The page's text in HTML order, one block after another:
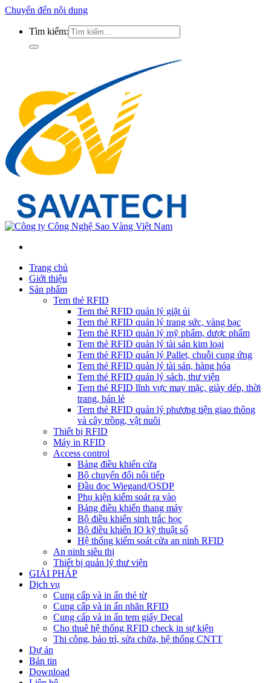
Chuyển đến nội dung
Tìm kiếm:
Trang chủ
Giới thiệu
Sản phẩm
Tem thẻ RFID
Tem thẻ RFID quản lý giặt ủi
Tem thẻ RFID quản lý trang sức, vàng bạc
Tem thẻ RFID quản lý mỹ phẩm, dược phẩm
Tem thẻ RFID quản lý tài sản kim loại
Tem thẻ RFID quản lý Pallet, chuỗi cung ứng
Tem thẻ RFID quản lý tài sản, hàng hóa
Tem thẻ RFID quản lý sách, thư viện
Tem thẻ RFID lĩnh vực may mặc, giày dép, thời
trang, bán lẻ
Tem thẻ RFID quản lý phương tiện giao thông
và cây trồng, vật nuôi
Thiết bị RFID
Máy in RFID
Access control
Bảng điều khiển cửa
Bộ chuyển đổi nối tiếp
Đầu đọc Wiegand/OSDP
Phụ kiện kiểm soát ra vào
Bảng điều khiển thang máy
Bộ điều khiển sinh trắc học
Bộ điều khiển IO kỹ thuật số
Hệ thống kiểm soát cửa an ninh RFID
An ninh siêu thị
Thiết bị quản lý thư viện
GIẢI PHÁP
Dịch vụ
Cung cấp và in ấn thẻ từ
Cung cấp và in ấn nhãn RFID
Cung cấp và in ấn tem giấy Decal
Cho thuê hệ thống RFID check in sự kiện
Thi công, bảo trì, sửa chữa, hệ thống CNTT
Dự án
Bản tin
Download